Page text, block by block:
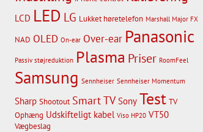
LCD LED LG Lukket høretelefon Marshall Major FX
NAD OLED On-ear Over-ear Panasonic
Passiv støjreduktion Plasma Priser RoomFeel
Samsung Sennheiser Sennheiser Momentum
Sharp Shootout Smart TV Sony Test TV
Ophæng Udskifteligt kabel Viso HP20 VT50
Vægbeslag